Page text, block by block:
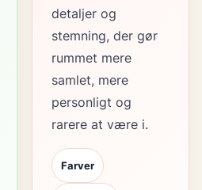
detaljer og
stemning, der gør
rummet mere
samlet, mere
personligt og
rarere at være i.
Farver